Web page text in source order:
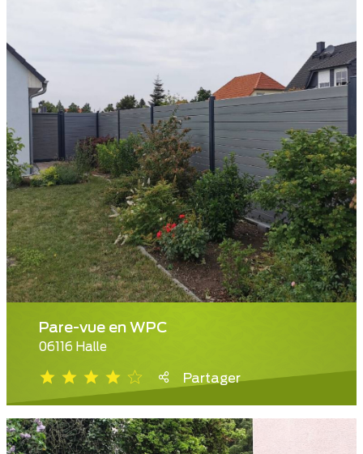
Pare-vue en WPC
06116 Halle
Partager